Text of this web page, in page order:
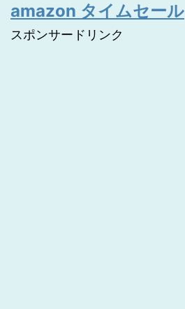
amazon タイムセール
スポンサードリンク